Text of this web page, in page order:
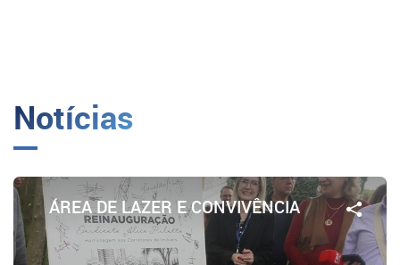
Notícias
ÁREA DE LAZER E CONVIVÊNCIA